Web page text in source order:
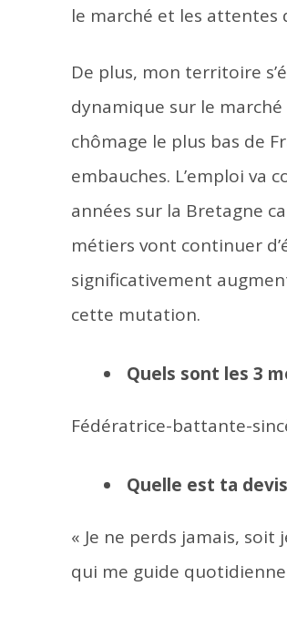
le marché et les attentes
De plus, mon territoire
dynamique sur le marché
chômage le plus bas de
embauches. L’emploi va
années sur la Bretagne
métiers vont continuer
significativement
cette mutation.
Quels sont les 3
Fédératrice-battante-
Quelle est ta
« Je ne perds jamais, soit
qui me guide